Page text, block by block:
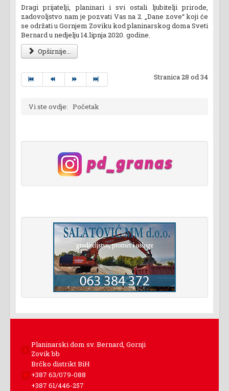
Dragi prijatelji, planinari i svi ostali ljubitelji prirode,
zadovoljstvo nam je pozvati Vas na 2. „Dane zove“ koji će
se održati u Gornjem Zoviku kod planinarskog doma Sveti
Bernard u nedjelju 14.lipnja 2020. godine.
Opširnije...
Stranica 28 od 34
Vi ste ovdje: Početak
Planinarski dom sv. Bernard, Gornji
Zovik bb
Brčko distrikt BiH
+387 63/079-088
+387 61/446-257